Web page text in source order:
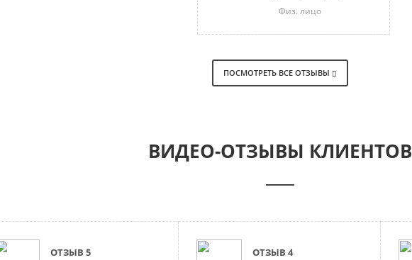
Физ. лицо
ПОСМОТРЕТЬ ВСЕ ОТЗЫВЫ
ВИДЕО-ОТЗЫВЫ КЛИЕНТОВ
ОТЗЫВ 5 ОТЗЫВ 4